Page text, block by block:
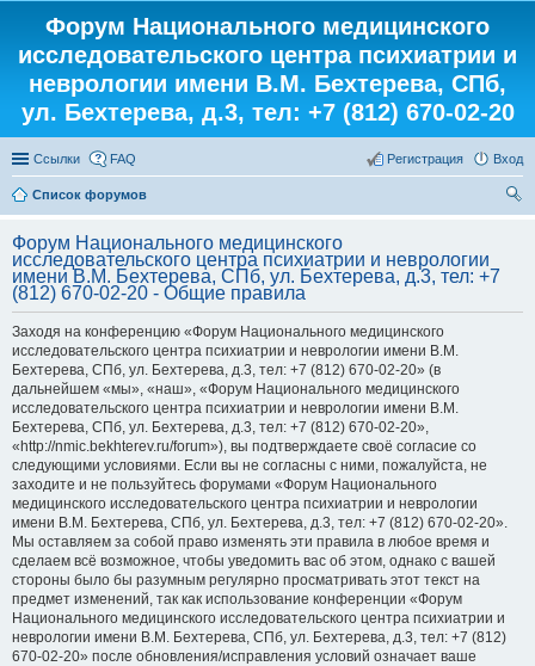
Форум Национального медицинского
исследовательского центра психиатрии и
неврологии имени В.М. Бехтерева, СПб,
ул. Бехтерева, д.3, тел: +7 (812) 670-02-20
Ссылки FAQ Вход
Регистрация
Список форумов
Форум Национального медицинского
исследовательского центра психиатрии и неврологии
имени В.М. Бехтерева, СПб, ул. Бехтерева, д.3, тел: +7
(812) 670-02-20 - Общие правила
Заходя на конференцию «Форум Национального медицинского
исследовательского центра психиатрии и неврологии имени В.М.
Бехтерева, СПб, ул. Бехтерева, д.3, тел: +7 (812) 670-02-20» (в
дальнейшем «мы», «наш», «Форум Национального медицинского
исследовательского центра психиатрии и неврологии имени В.М.
Бехтерева, СПб, ул. Бехтерева, д.3, тел: +7 (812) 670-02-20»,
«http://nmic.bekhterev.ru/forum»), вы подтверждаете своё согласие со
следующими условиями. Если вы не согласны с ними, пожалуйста, не
заходите и не пользуйтесь форумами «Форум Национального
медицинского исследовательского центра психиатрии и неврологии
имени В.М. Бехтерева, СПб, ул. Бехтерева, д.3, тел: +7 (812) 670-02-20».
Мы оставляем за собой право изменять эти правила в любое время и
сделаем всё возможное, чтобы уведомить вас об этом, однако с вашей
стороны было бы разумным регулярно просматривать этот текст на
предмет изменений, так как использование конференции «Форум
Национального медицинского исследовательского центра психиатрии и
неврологии имени В.М. Бехтерева, СПб, ул. Бехтерева, д.3, тел: +7 (812)
670-02-20» после обновления/исправления условий означает ваше